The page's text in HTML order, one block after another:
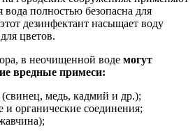
вода полностью безопасна для
дезинфектант насыщает воду
цветов.
в неочищенной воде могут
вредные примеси:
медь, кадмий и др.);
и органические соединения;